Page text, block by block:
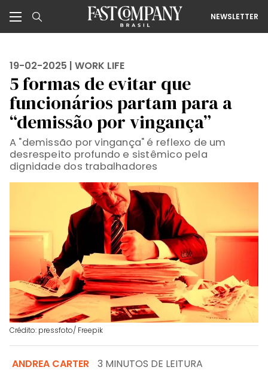
NEWSLETTER
19-02-2025 | WORK LIFE
5 formas de evitar que
funcionários partam para a
“demissão por vingança”
A "demissão por vingança" é reflexo de um
desrespeito profundo e sistêmico pela
dignidade dos trabalhadores
Crédito: pressfoto/ Freepik
ANDREA CARTER 3 MINUTOS DE LEITURA